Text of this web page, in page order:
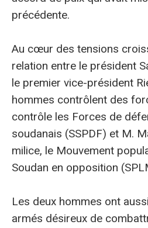
précédente.
Au cœur des tensions
relation entre le président
le premier vice-président
hommes contrôlent des
contrôle les Forces de
soudanais (SSPDF) et M.
milice, le Mouvement
Soudan en opposition
Les deux hommes ont
armés désireux de